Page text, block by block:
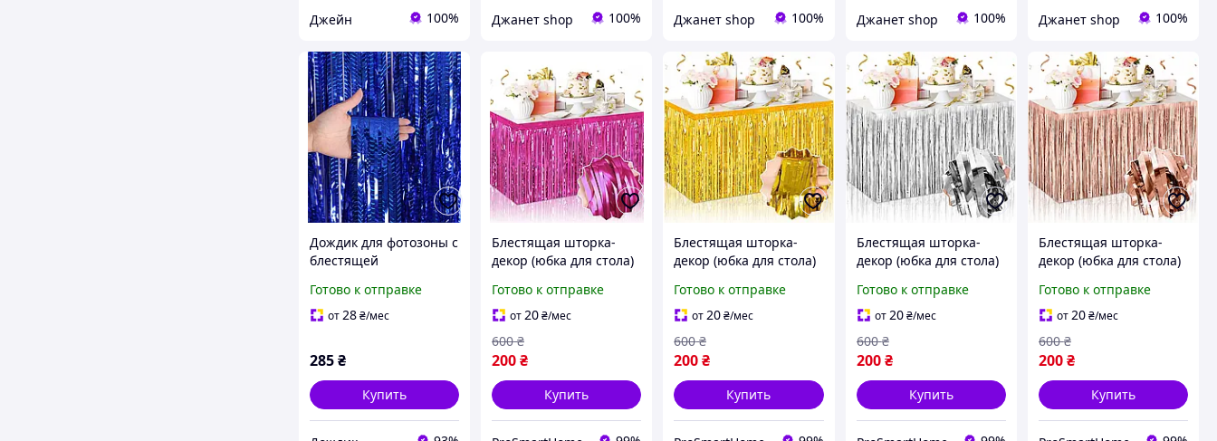
Джейн 100% Джанет shop 100% Джанет shop 100% Джанет shop 100% Джанет shop 100%
Дождик для фотозоны с
блестящей
синий
Готово к отправке
от28₴/мес
285₴
Купить
Блестящая шторка-
декор (юбка для стола)
фольгированная
мишура для фотозоны
и праздничного стола
Готово к отправке
от20₴/мес
200₴
600 ₴
Купить
Блестящая шторка-
декор (юбка для стола)
фольгированная
мишура для фотозоны
и праздничного стола
Готово к отправке
от20₴/мес
200₴
600 ₴
Купить
Блестящая шторка-
декор (юбка для стола)
фольгированная
мишура для фотозоны
и праздничного стола
Готово к отправке
от20 ₴/мес
200 ₴
600 ₴
Купить
Блестящая шторка-
декор (юбка для стола)
фольгированная
мишура для фотозоны
и праздничного стола
Готово к отправке
от20₴/мес
200₴
600 ₴
Купить